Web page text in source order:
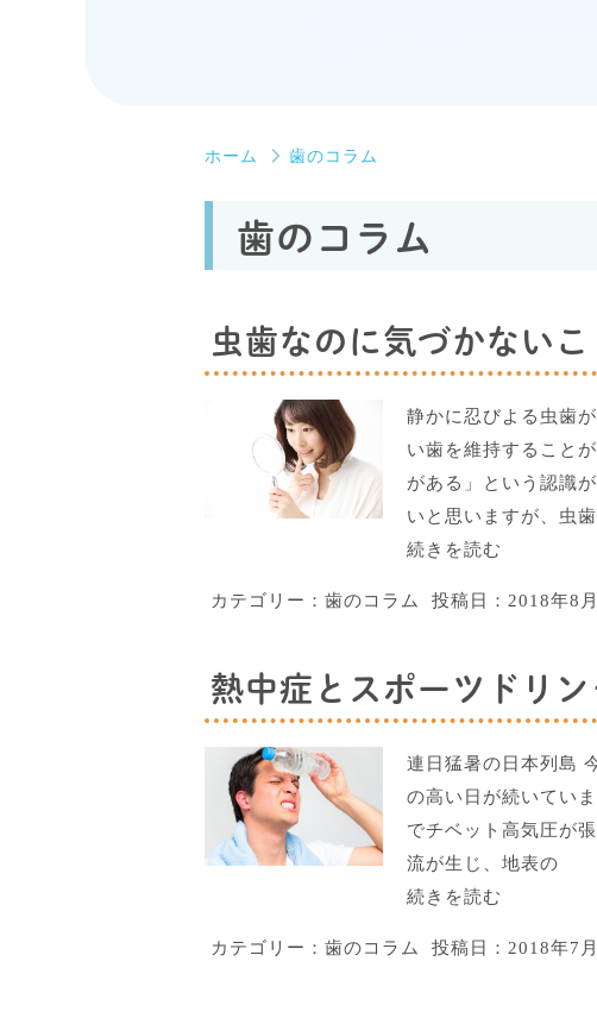
ホーム 歯のコラム
歯のコラム
虫歯なのに気づかない
静かに忍びよる虫歯
い歯を維持すること
がある」という認識
いと思いますが、虫
続きを読む
カテゴリー： 歯のコラム 投稿日： 2018年8
熱中症とスポーツドリ
連日猛暑の日本列島
の高い日が続いてい
でチベット高気圧が
流が生じ、地表の
続きを読む
カテゴリー： 歯のコラム 投稿日： 2018年7